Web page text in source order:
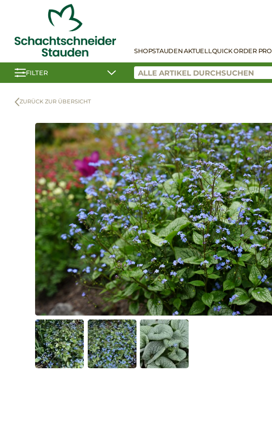
SHOPSTAUDEN AKTUELLQUICK ORDER PRO
FILTER
ZURÜCK ZUR ÜBERSICHT